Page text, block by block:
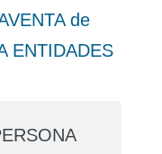
de
ENTIDADES